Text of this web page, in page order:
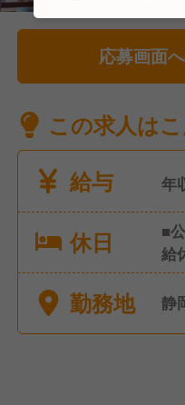
応募画面
この求人はこ
給与
年
休日
■
給
ど
勤務地 静